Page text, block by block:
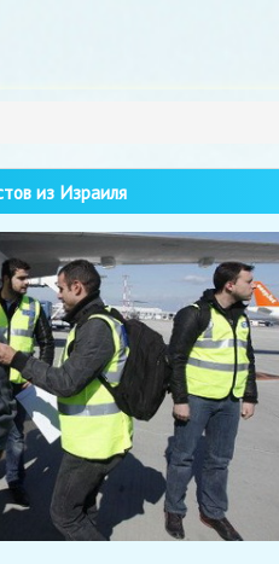
из Израиля